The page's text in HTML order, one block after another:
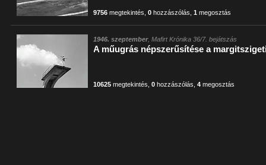
9756 megtekintés ,0 hozzászólás ,1 megosztás
1946. szeptember, Mafirt Krónika 36/7. bejátszás
A műugrás népszerűsítése a
10625 megtekintés ,0 hozzászólás ,4 megosztás